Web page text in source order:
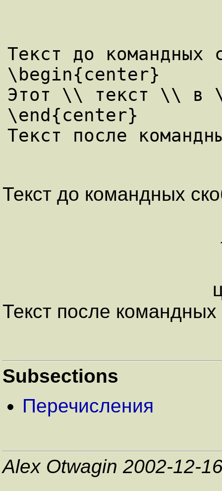
Текст до командных
\begin{center}
Этот \\ текст \\ в
\end{center}
Текст до командных
Текст после командных
Subsections
Перечисления
Alex Otwagin 2002-12-